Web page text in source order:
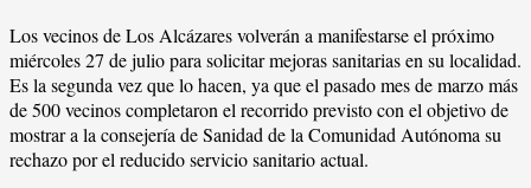
Los vecinos de Los Alcázares volverán a manifestarse el próximo
miércoles 27 de julio para solicitar mejoras sanitarias en su localidad.
Es la segunda vez que lo hacen, ya que el pasado mes de marzo más
de 500 vecinos completaron el recorrido previsto con el objetivo de
mostrar a la consejería de Sanidad de la Comunidad Autónoma su
rechazo por el reducido servicio sanitario actual.